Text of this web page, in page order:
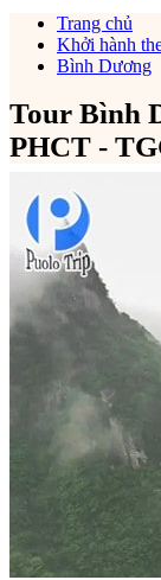
Trang chủ
Khởi hành
Bình Dương
Tour Bình
PHCT -